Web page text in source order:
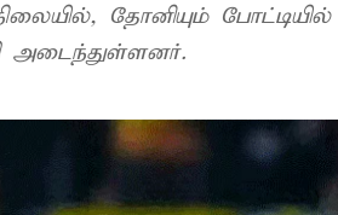
தோனியும் போட்டியில்
அடைந்துள்ளனர்.